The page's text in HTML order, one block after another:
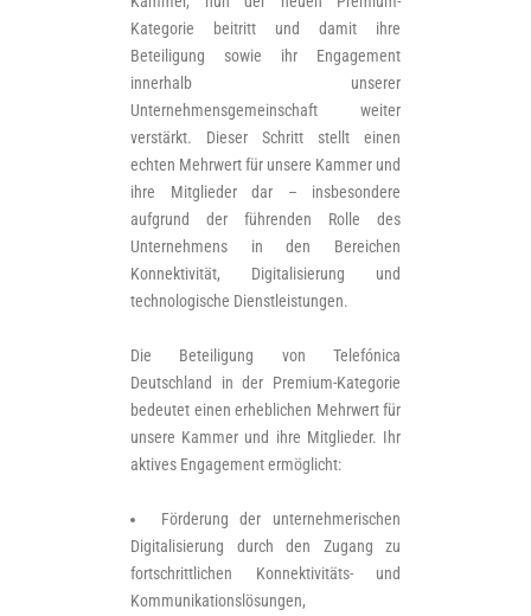
Kategorie beitritt und damit ihre
Beteiligung sowie ihr Engagement
innerhalb unserer
Unternehmensgemeinschaft weiter
verstärkt. Dieser Schritt stellt einen
echten Mehrwert für unsere Kammer und
ihre Mitglieder dar – insbesondere
aufgrund der führenden Rolle des
Unternehmens in den Bereichen
Konnektivität, Digitalisierung und
technologische Dienstleistungen.
Die Beteiligung von Telefónica
Deutschland in der Premium-Kategorie
bedeutet einen erheblichen Mehrwert für
unsere Kammer und ihre Mitglieder. Ihr
aktives Engagement ermöglicht:
Förderung der unternehmerischen
Digitalisierung durch den Zugang zu
fortschrittlichen Konnektivitäts- und
Kommunikationslösungen,